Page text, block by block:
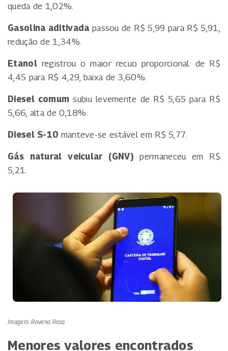
queda de 1,02%.
Gasolina aditivada passou de R$ 5,99 para R$ 5,91,
redução de 1,34%.
Etanolregistrou o maior recuo proporcional: de R$
4,45 para R$ 4,29, baixa de 3,60%.
Diesel comum subiu levemente de R$ 5,65 para R$
5,66, alta de 0,18%.
Diesel S-10 manteve-se estável em R$ 5,77.
Gás natural veicular (GNV) permaneceu em R$
5,21.
Imagem: Rovena Rosa
Menores valores encontrados